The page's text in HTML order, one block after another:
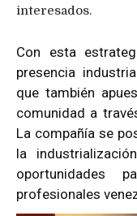
interesados.
Con esta
presencia
que también
comunidad a
La compañía se
la
oportunidades
profesionales